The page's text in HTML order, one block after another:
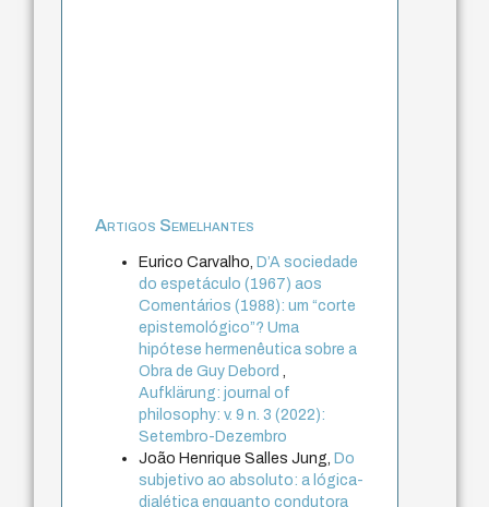
Artigos Semelhantes
Eurico Carvalho,D’A sociedade
do espetáculo (1967) aos
Comentários (1988): um “corte
epistemológico”? Uma
hipótese hermenêutica sobre a
Obra de Guy Debord
Aufklärung: journal of
philosophy: v. 9 n. 3 (2022):
Setembro-Dezembro
João Henrique Salles Jung,Do
subjetivo ao absoluto: a lógica-
dialética enquanto condutora